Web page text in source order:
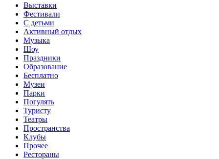
Выставки
Фестивали
С детьми
Активный отдых
Музыка
Шоу
Праздники
Образование
Бесплатно
Музеи
Парки
Погулять
Туристу
Театры
Пространства
Клубы
Прочее
Рестораны